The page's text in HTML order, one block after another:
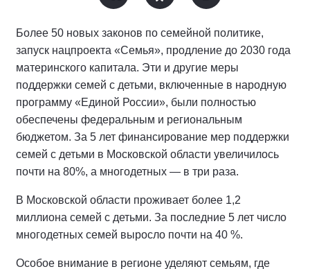
Более 50 новых законов по семейной политике,
запуск нацпроекта «Семья», продление до 2030 года
материнского капитала. Эти и другие меры
поддержки семей с детьми, включенные в народную
программу «Единой России», были полностью
обеспечены федеральным и региональным
бюджетом. За 5 лет финансирование мер поддержки
семей с детьми в Московской области увеличилось
почти на 80%, а многодетных — в три раза.
В Московской области проживает более 1,2
миллиона семей с детьми. За последние 5 лет число
многодетных семей выросло почти на 40 %.
Особое внимание в регионе уделяют семьям, где